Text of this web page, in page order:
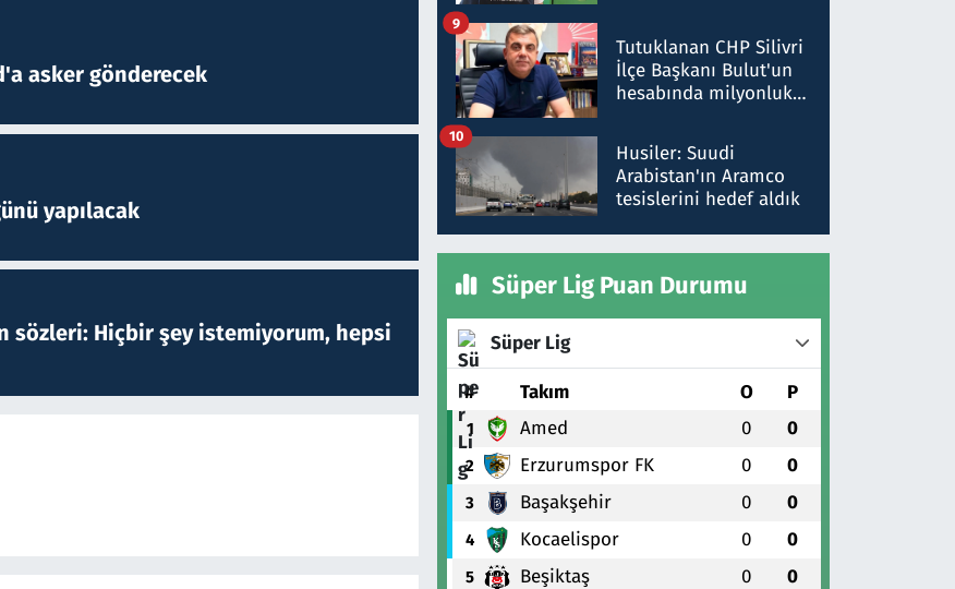
asker gönderecek
yapılacak
sözleri: Hiçbir şey istemiyorum, hepsi
düşürüldüğü" iddiasını
yalanladı
Tutuklanan CHP Silivri
İlçe Başkanı Bulut'un
hesabında milyonluk
talimat verdi, ben
gönderdim
9
Husiler: Suudi
Arabistan'ın Aramco
tesislerini hedef aldık
10
Süper Lig Puan Durumu
Süper Lig
# Takım O P
1 Amed 0 0
2 Erzurumspor FK 0 0
3 Başakşehir 0 0
4 Kocaelispor 0 0
5 Beşiktaş 0 0